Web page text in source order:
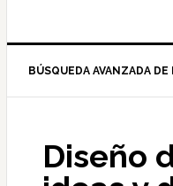
BÚSQUEDA AVANZADA DE
Diseño